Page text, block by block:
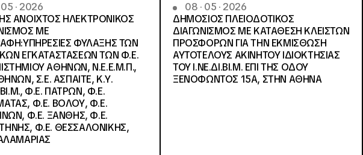
05 · 2026
ΑΝΟΙΧΤΟΣ ΗΛΕΚΤΡΟΝΙΚΟΣ
ΜΕ
ΦΥΛΑΞΗΣ ΤΩΝ
ΕΓΚΑΤΑΣΤΑΣΕΩΝ ΤΩΝ Φ.Ε.
ΑΘΗΝΩΝ, Ν.Ε.Ε.Μ.Π.,
Σ.Ε. ΑΣΠΑΙΤΕ, Κ.Υ.
Φ.Ε. ΠΑΤΡΩΝ, Φ.Ε.
Φ.Ε. ΒΟΛΟΥ, Φ.Ε.
Φ.Ε. ΞΑΝΘΗΣ, Φ.Ε.
Φ.Ε. ΘΕΣΣΑΛΟΝΙΚΗΣ,
08 · 05 · 2026
ΔΗΜΟΣΙΟΣ ΠΛΕΙΟΔΟΤΙΚΟΣ
ΔΙΑΓΩΝΙΣΜΟΣ ΜΕ ΚΑΤΑΘΕΣΗ ΚΛΕΙΣΤΩΝ
ΠΡΟΣΦΟΡΩΝ ΓΙΑ ΤΗΝ ΕΚΜΙΣΘΩΣΗ
ΑΥΤΟΤΕΛΟΥΣ ΑΚΙΝΗΤΟΥ ΙΔΙΟΚΤΗΣΙΑΣ
ΤΟΥ Ι.ΝΕ.ΔΙ.ΒΙ.Μ. ΕΠΙ ΤΗΣ ΟΔΟΥ
ΞΕΝΟΦΩΝΤΟΣ 15Α, ΣΤΗΝ ΑΘΗΝΑ